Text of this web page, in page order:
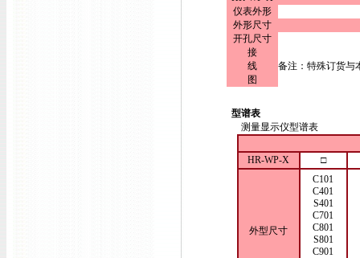
仪表外形
外形尺寸
开孔尺寸
接
线
图
备注：特殊订货与
型谱表
测量显示仪型谱表
HR-WP-X □
外型尺寸
C101
C401
S401
C701
C801
S801
C901